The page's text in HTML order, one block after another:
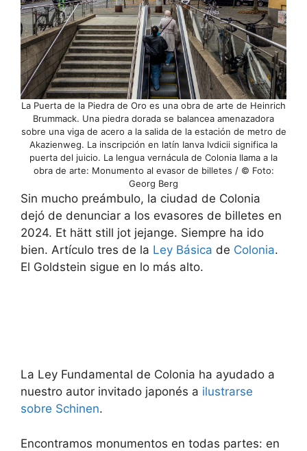
La Puerta de la Piedra de Oro es una obra de arte de Heinrich
Brummack. Una piedra dorada se balancea amenazadora
sobre una viga de acero a la salida de la estación de metro de
Akazienweg. La inscripción en latín Ianva Ivdicii significa la
puerta del juicio. La lengua vernácula de Colonia llama a la
obra de arte: Monumento al evasor de billetes / © Foto:
Georg Berg
Sin mucho preámbulo, la ciudad de Colonia
dejó de denunciar a los evasores de billetes en
2024. Et hätt still jot jejange. Siempre ha ido
bien. Artículo tres de la Ley Básica de Colonia.
El Goldstein sigue en lo más alto.
La Ley Fundamental de Colonia ha ayudado a
nuestro autor invitado japonés a ilustrarse
sobre Schinen.
Encontramos monumentos en todas partes: en